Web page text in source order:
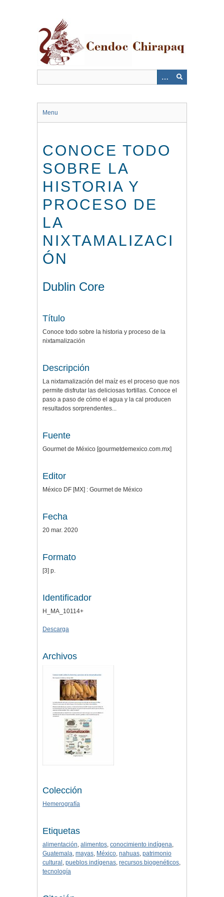
Menu
CONOCE TODO
SOBRE LA
HISTORIA Y
PROCESO DE
LA
NIXTAMALIZACI
ÓN
Dublin Core
Título
Conoce todo sobre la historia y proceso de la
nixtamalización
Descripción
La nixtamalización del maíz es el proceso que nos
permite disfrutar las deliciosas tortillas. Conoce el
paso a paso de cómo el agua y la cal producen
resultados sorprendentes...
Fuente
Gourmet de México [gourmetdemexico.com.mx]
Editor
México DF [MX] : Gourmet de México
Fecha
20 mar. 2020
Formato
[3] p.
Identificador
H_MA_10114+
Descarga
Archivos
Colección
Hemerografía
Etiquetas
alimentación, alimentos, conocimiento indígena,
Guatemala, mayas, México, nahuas, patrimonio
cultural , pueblos indígenas, recursos biogenéticos,
tecnología